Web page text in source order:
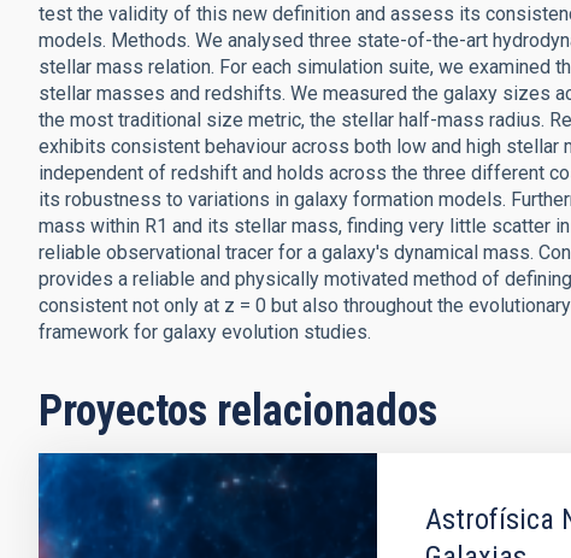
test the validity of this new definition and assess its
models. Methods. We analysed three state-of-the-art
stellar mass relation. For each simulation suite, we
stellar masses and redshifts. We measured the galaxy sizes
the most traditional size metric, the stellar half-mass radius.
exhibits consistent behaviour across both low and high
independent of redshift and holds across the three different
its robustness to variations in galaxy formation models.
mass within R1 and its stellar mass, finding very little scatter
reliable observational tracer for a galaxy's dynamical mass.
provides a reliable and physically motivated method of
consistent not only at z = 0 but also throughout the
framework for galaxy evolution studies.
Proyectos relacionados
Astrofísica